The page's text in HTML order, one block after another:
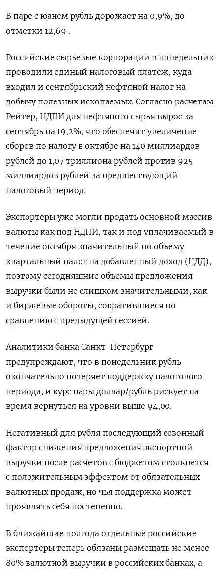
В паре с юанем рубль дорожает на 0,9%, до
отметки 12,69 .
Российские сырьевые корпорации в понедельник
проводили единый налоговый платеж, куда
входил и сентябрьский нефтяной налог на
добычу полезных ископаемых. Согласно расчетам
Рейтер, НДПИ для нефтяного сырья вырос за
сентябрь на 19,2%, что обеспечит увеличение
сборов по налогу в октябре на 140 миллиардов
рублей до 1,07 триллиона рублей против 925
миллиардов рублей за предшествующий
налоговый период.
Экспортеры уже могли продать основной массив
валюты как под НДПИ, так и под уплачиваемый в
течение октября значительный по объему
квартальный налог на добавленный доход (НДД),
поэтому сегодняшние объемы предложения
выручки были не слишком значительными, как
и биржевые обороты, сократившиеся по
сравнению с предыдущей сессией.
Аналитики банка Санкт-Петербург
предупреждают, что в понедельник рубль
окончательно потеряет поддержку налогового
периода, и курс пары доллар/рубль рискует на
время вернуться на уровни выше 94,00.
Негативный для рубля последующий сезонный
фактор снижения предложения экспортной
выручки после расчетов с бюджетом столкнется
с положительным эффектом от обязательных
валютных продаж, но чья поддержка может
проявлять себя постепенно.
В ближайшие полгода отдельные российские
экспортеры теперь обязаны размещать не менее
80% валютной выручки в российских банках, а